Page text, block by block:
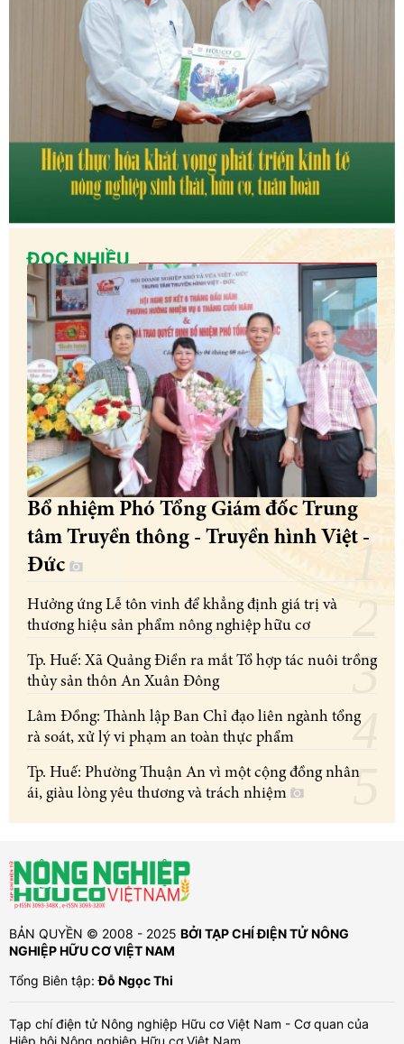
ĐỌC NHIỀU
Bổ nhiệm Phó Tổng Giám đốc Trung
tâm Truyền thông - Truyền hình Việt -
Đức
Hưởng ứng Lễ tôn vinh để khẳng định giá trị và
thương hiệu sản phẩm nông nghiệp hữu cơ
Tp. Huế: Xã Quảng Điền ra mắt Tổ hợp tác nuôi trồng
thủy sản thôn An Xuân Đông
Lâm Đồng: Thành lập Ban Chỉ đạo liên ngành tổng
rà soát, xử lý vi phạm an toàn thực phẩm
Tp. Huế: Phường Thuận An vì một cộng đồng nhân
ái, giàu lòng yêu thương và trách nhiệm
BẢN QUYỀN © 2008 - 2025 BỞI TẠP CHÍ ĐIỆN TỬ NÔNG
NGHIỆP HỮU CƠ VIỆT NAM
Tổng Biên tập:Đỗ Ngọc Thi
Tạp chí điện tử Nông nghiệp Hữu cơ Việt Nam - Cơ quan của
Hiệp hội Nông nghiệp Hữu cơ Việt Nam.